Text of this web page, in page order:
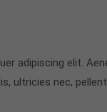
adipiscing elit.
ultricies nec,